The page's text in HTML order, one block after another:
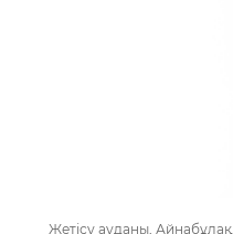
Жетісу ауданы, Айнабұлақ